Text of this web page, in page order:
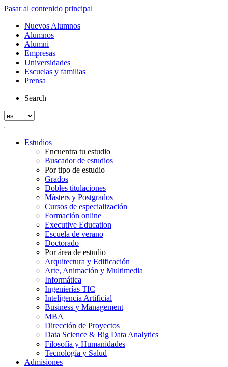
Pasar al contenido principal
Nuevos Alumnos
Alumnos
Alumni
Empresas
Universidades
Escuelas y familias
Prensa
Search
Estudios
Encuentra tu estudio
Buscador de estudios
Por tipo de estudio
Grados
Dobles titulaciones
Másters y Postgrados
Cursos de especialización
Formación online
Executive Education
Escuela de verano
Doctorado
Por área de estudio
Arquitectura y Edificación
Arte, Animación y Multimedia
Informática
Ingenierías TIC
Inteligencia Artificial
Business y Management
MBA
Dirección de Proyectos
Data Science & Big Data Analytics
Filosofía y Humanidades
Tecnología y Salud
Admisiones